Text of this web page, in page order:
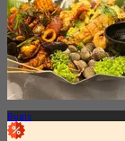
Bugis